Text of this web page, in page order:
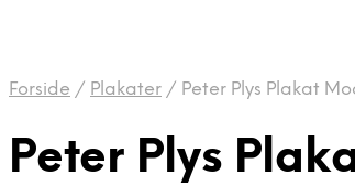
Forside / Plakater / Peter Plys Plakat
Peter Plys